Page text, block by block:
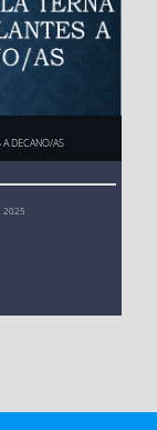
Ortega Godoy
Mármol
2024
A DECANO/AS
2025